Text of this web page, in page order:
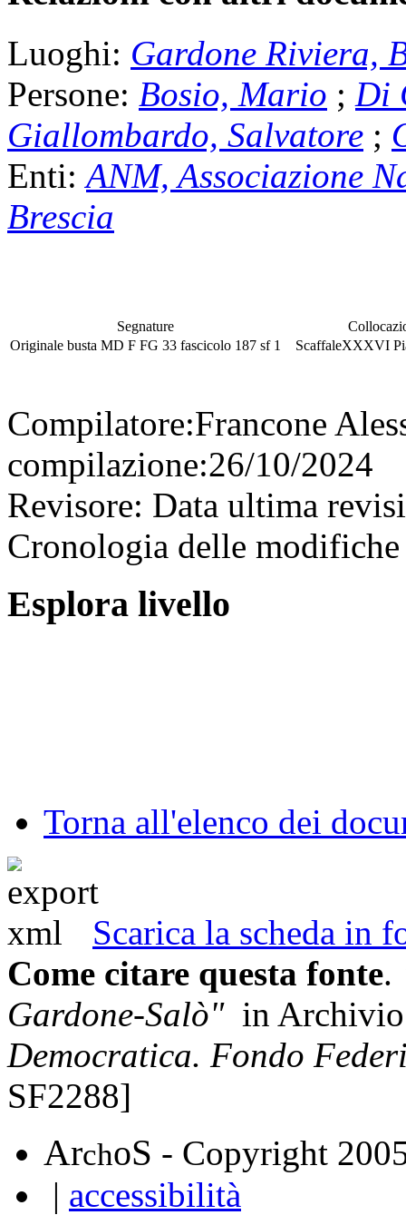
Luoghi: Gardone Riviera,
Persone: Bosio, Mario ; Di
Giallombardo, Salvatore ;
Enti: ANM, Associazione
Brescia
Segnature
Originale busta MD F FG 33 fascicolo 187 sf1
ScaffaleXXXVI
Compilatore:Francone
compilazione:26/10/2024
Revisore: Data ultima
Cronologia delle
Esplora livello
Torna all'elenco dei
Scarica la scheda in
Come citare questa fonte.
Gardone-Salò"in
Democratica. Fondo
SF2288]
ArchoS - Copyright
| accessibilità